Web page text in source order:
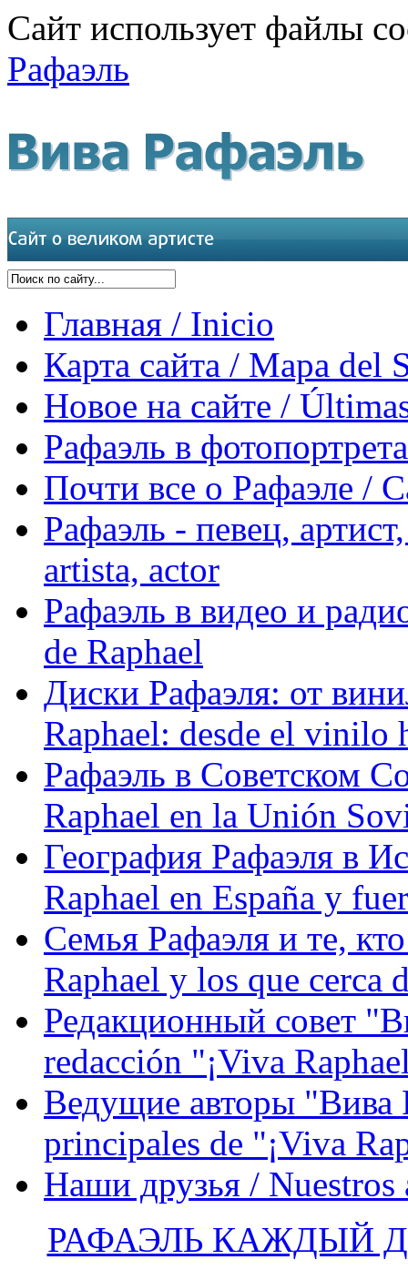
Сайт использует файлы
Рафаэль
Главная / Inicio
Карта сайта / Mapa del
Новое на сайте /
Рафаэль в
Почти все о Рафаэле /
Рафаэль - певец,
artista, actor
Рафаэль в видео и
de Raphael
Диски Рафаэля: от
Raphael: desde el vinilo
Рафаэль в Советском
Raphael en la Unión
География Рафаэля в
Raphael en España y
Семья Рафаэля и те,
Raphael y los que cerca
Редакционный совет
redacción "¡Viva
Ведущие авторы "Вива
principales de "¡Viva
Наши друзья / Nuestros
РАФАЭЛЬ КАЖДЫЙ